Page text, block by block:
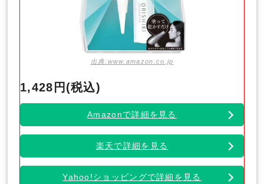
出典:www.amazon.co.jp
1,428円(税込)
Amazonで詳細を見る
楽天で詳細を見る
Yahoo!ショッピングで詳細を見る